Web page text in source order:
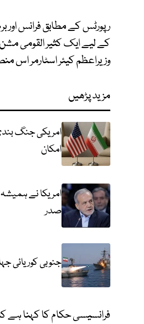
رپورٹس کے مطابق فرانس اور
کے لیے ایک کثیر القومی
وزیراعظم کیئر اسٹارمر اس
مزید پڑھیں
امریکی جنگ
امکان
امریکا نے ہمیشہ
صدر
جنوبی کوریائی
فرانسیسی حکام کا کہنا ہے